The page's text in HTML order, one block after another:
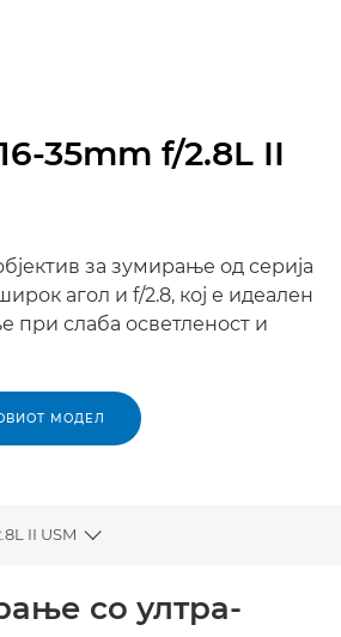
35mm f/2.8L II
за зумирање од серија
агол и f/2.8, кој е идеален
при слаба осветленост и
МОДЕЛ
II USM
Toggle breadcrumbs
со ултра-